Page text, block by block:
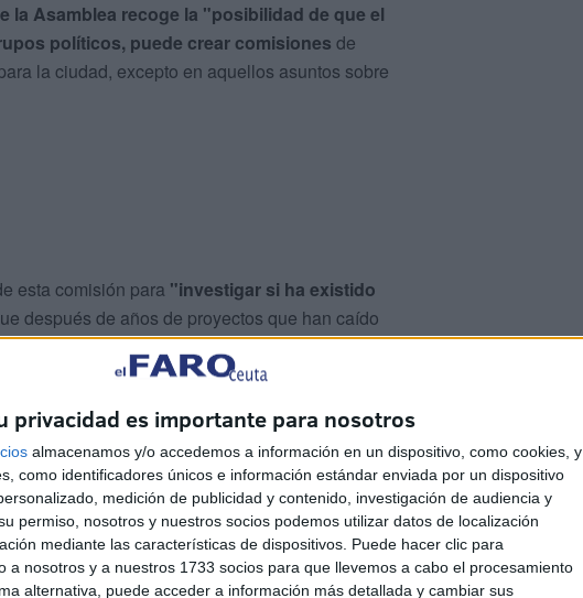
privacidad es importante para nosotros
almacenamos y/o accedemos a información en un dispositivo, como cookies, y
como identificadores únicos e información estándar enviada por un dispositivo
medición de publicidad y contenido, investigación de audiencia y
permiso, nosotros y nuestros socios podemos utilizar datos de localización
mediante las características de dispositivos. Puede hacer clic para
a nosotros y a nuestros 1733 socios para que llevemos a cabo el procesamiento
alternativa, puede acceder a información más detallada y cambiar sus
la Asamblea recoge la "posibilidad de que el
políticos, puede crear comisiones de
la ciudad, excepto en aquellos asuntos sobre
esta comisión para "investigar si ha existido
después de años de proyectos que han caído
tipo de favor político"